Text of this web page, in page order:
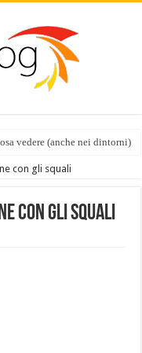
vedere (anche nei dintorni)
con gli squali
con gli squali